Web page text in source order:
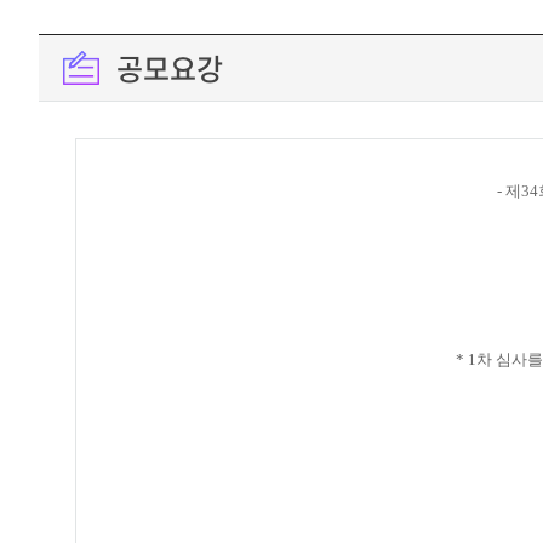
공모요강
- 제34
* 1차 심사